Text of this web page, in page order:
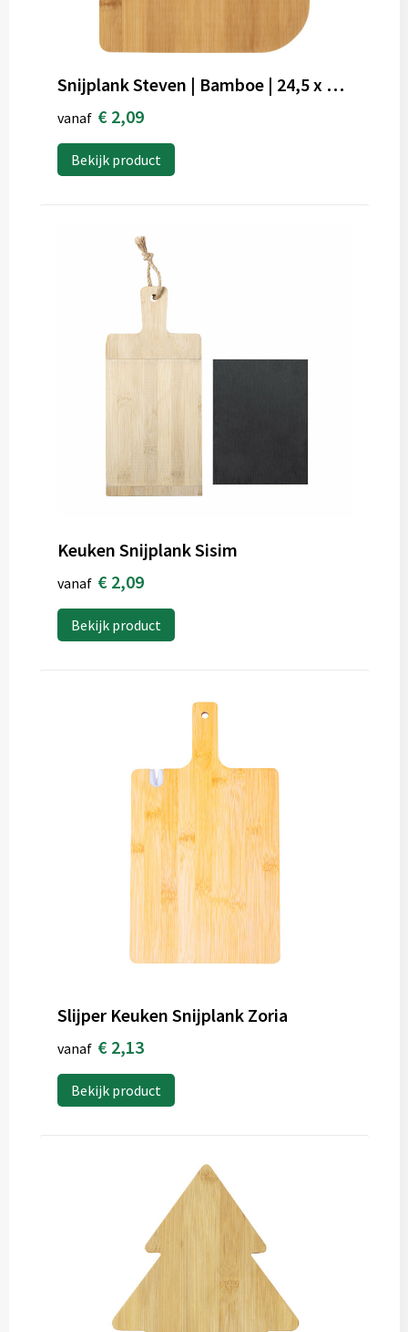
Snijplank Steven | Bamboe | 24,5 x 17,5 cm
vanaf € 2,09
Bekijk product
Keuken Snijplank Sisim
vanaf € 2,09
Bekijk product
Slijper Keuken Snijplank Zoria
vanaf € 2,13
Bekijk product